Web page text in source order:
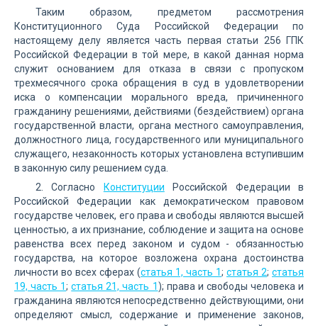
Таким образом, предметом рассмотрения
Конституционного Суда Российской Федерации по
настоящему делу является часть первая статьи 256 ГПК
Российской Федерации в той мере, в какой данная норма
служит основанием для отказа в связи с пропуском
трехмесячного срока обращения в суд в удовлетворении
иска о компенсации морального вреда, причиненного
гражданину решениями, действиями (бездействием) органа
государственной власти, органа местного самоуправления,
должностного лица, государственного или муниципального
служащего, незаконность которых установлена вступившим
в законную силу решением суда.
2. Согласно
Конституции Российской Федерации в
Российской Федерации как демократическом правовом
государстве человек, его права и свободы являются высшей
ценностью, а их признание, соблюдение и защита на основе
равенства всех перед законом и судом - обязанностью
государства, на которое возложена охрана достоинства
личности во всех сферах (статья 1, часть 1; статья 2; статья
19, часть 1;статья 21, часть 1 ); права и свободы человека и
гражданина являются непосредственно действующими, они
определяют смысл, содержание и применение законов,